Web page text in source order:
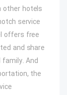
other hotels
service
offers free
and share
And
the